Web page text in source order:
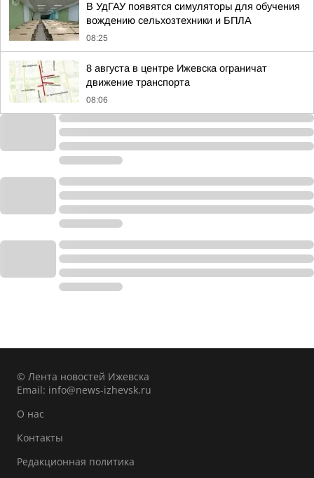
В УдГАУ появятся симуляторы для обучения
вождению сельхозтехники и БПЛА
08:25
8 августа в центре Ижевска ограничат
движение транспорта
08:06
© Лента новостей Ижевска
Email: info@news-izhevsk.ru
О нас
Контакты
Редакционная политика